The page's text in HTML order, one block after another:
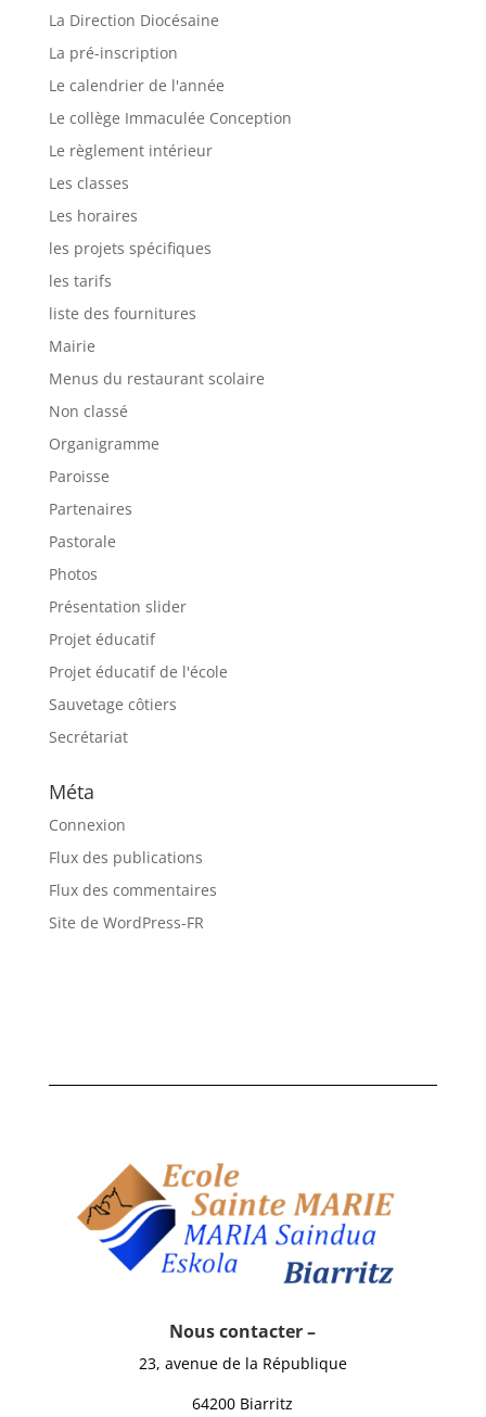
La Direction Diocésaine
La pré-inscription
Le calendrier de l'année
Le collège Immaculée Conception
Le règlement intérieur
Les classes
Les horaires
les projets spécifiques
les tarifs
liste des fournitures
Mairie
Menus du restaurant scolaire
Non classé
Organigramme
Paroisse
Partenaires
Pastorale
Photos
Présentation slider
Projet éducatif
Projet éducatif de l'école
Sauvetage côtiers
Secrétariat
Méta
Connexion
Flux des publications
Flux des commentaires
Site de WordPress-FR
Nous contacter –
23, avenue de la République
64200 Biarritz